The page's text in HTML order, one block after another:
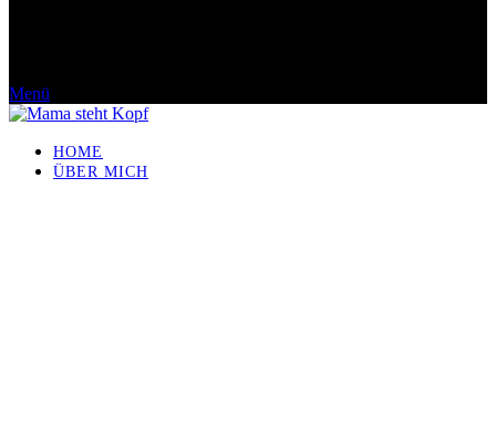
Menü
HOME
ÜBER MICH